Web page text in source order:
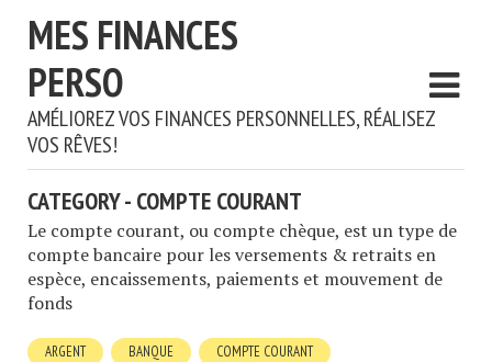
MES FINANCES
PERSO
AMÉLIOREZ VOS FINANCES PERSONNELLES, RÉALISEZ
VOS RÊVES!
CATEGORY - COMPTE COURANT
Le compte courant, ou compte chèque, est un type de
compte bancaire pour les versements & retraits en
espèce, encaissements, paiements et mouvement de
fonds
ARGENT BANQUE
COMPTE COURANT